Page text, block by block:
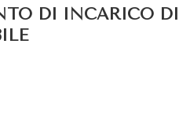
DI INCARICO DI